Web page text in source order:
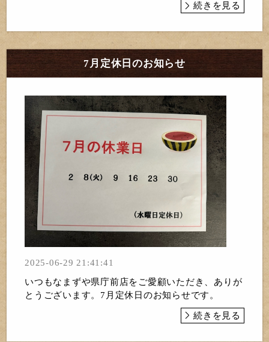
続きを見る
7月定休日のお知らせ
2025-06-29 21:41:41
いつもなまずや県庁前店をご愛顧いただき、ありが
とうございます。7月定休日のお知らせです。
続きを見る